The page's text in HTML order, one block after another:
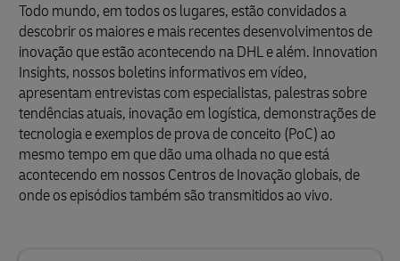
Todo mundo, em todos os lugares, estão convidados a
descobrir os maiores e mais recentes desenvolvimentos de
inovação que estão acontecendo na DHL e além. Innovation
Insights, nossos boletins informativos em vídeo,
apresentam entrevistas com especialistas, palestras sobre
tendências atuais, inovação em logística, demonstrações de
tecnologia e exemplos de prova de conceito (PoC) ao
mesmo tempo em que dão uma olhada no que está
acontecendo em nossos Centros de Inovação globais, de
onde os episódios também são transmitidos ao vivo.